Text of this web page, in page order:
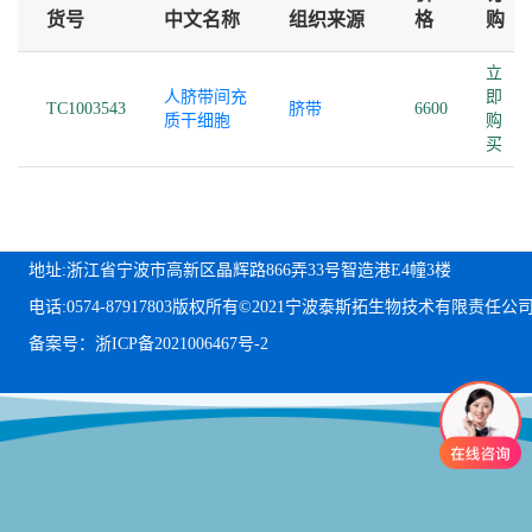
货号 中文名称 组织来源
格
购
TC1003543
人脐带间充
质干细胞
脐带 6600
立
即
购
买
地址:浙江省宁波市高新区晶辉路866弄33号智造港E4幢3楼
电话:0574-87917803版权所有©2021宁波泰斯拓生物技术有限责任公
备案号：浙ICP备2021006467号-2